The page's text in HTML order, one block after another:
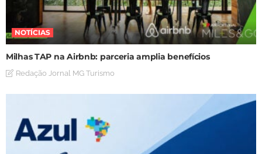
NOTÍCIAS
Milhas TAP na Airbnb: parceria amplia benefícios
Redação Jornal MG Turismo